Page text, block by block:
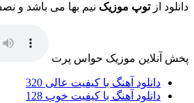
دانلود ازتوپ موزیک نیم بها می باشد و
پخش آنلاین موزیک حواس پرت
دانلود آهنگ با کیفیت عالی 320
دانلود آهنگ با کیفیت خوب 128